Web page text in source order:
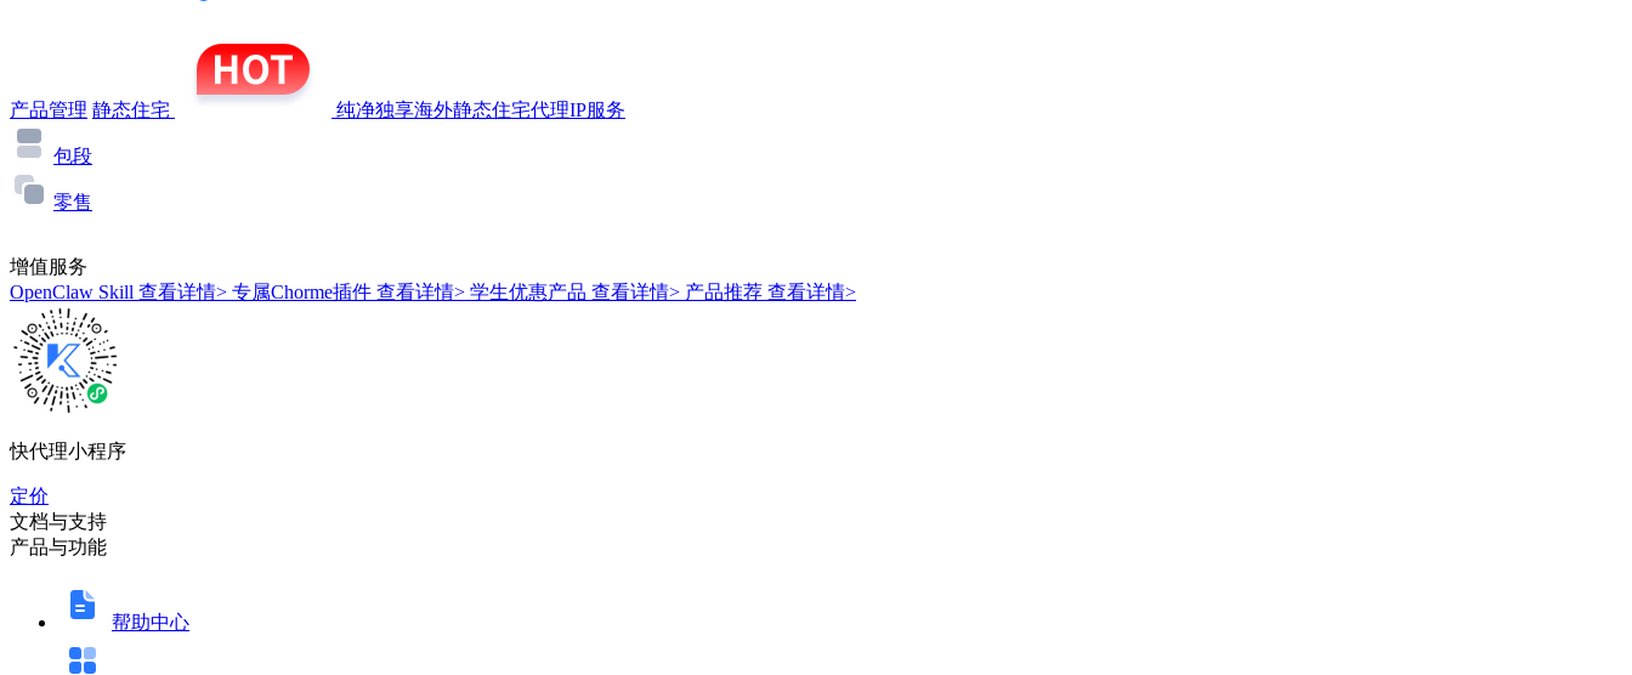
产品管理 静态住宅 纯净独享海外静态住宅代理IP服务
包段
零售
增值服务
OpenClaw Skill 查看详情> 专属Chorme插件 查看详情> 学生优惠产品 查看详情> 产品推荐 查看详情>
快代理小程序
定价
文档与支持
产品与功能
帮助中心